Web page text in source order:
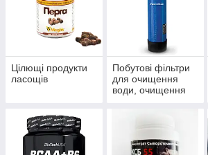
Цілющі продукти
ласощів
Побутові фільтри
для очищення
води, очищення
опалення